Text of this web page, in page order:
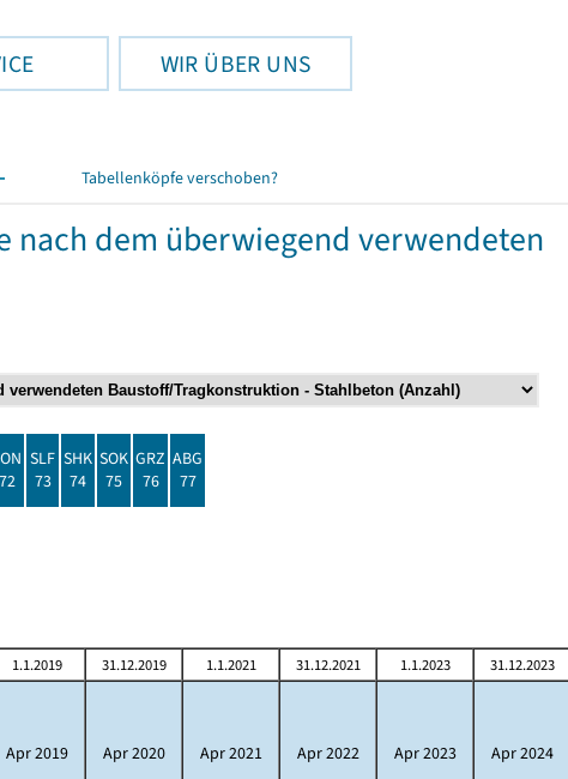
WIR ÜBER UNS
Tabellenköpfe verschoben?
nach dem überwiegend verwendeten
72
SLF
73
SHK
74
SOK
75
GRZ
76
ABG
77
1.1.2019 31.12.2019 1.1.2021 31.12.2021 1.1.2023 31.12.2023
Apr 2019 Apr 2020 Apr 2021 Apr 2022 Apr 2023 Apr 2024